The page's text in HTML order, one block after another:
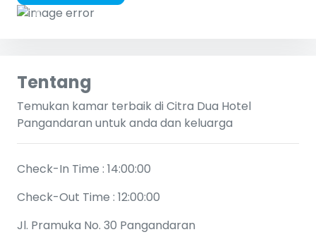
Previous
Tentang
Temukan kamar terbaik di Citra Dua Hotel
Pangandaran untuk anda dan keluarga
Check-In Time : 14:00:00
Check-Out Time : 12:00:00
Jl. Pramuka No. 30 Pangandaran